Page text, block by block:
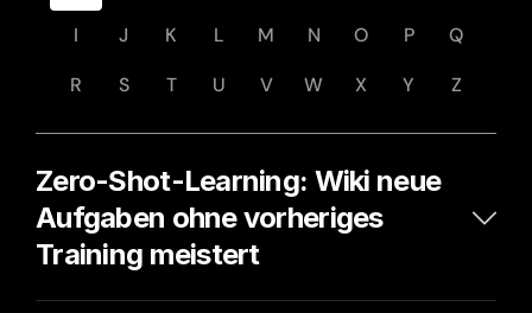
I
J K L M N O P
Q
R
S T U V W X Y Z
Zero-Shot-Learning: Wiki neue
Aufgaben ohne vorheriges
Training meistert